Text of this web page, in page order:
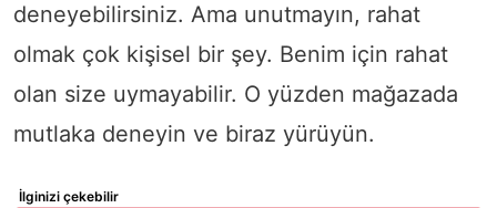
deneyebilirsiniz. Ama unutmayın, rahat
olmak çok kişisel bir şey. Benim için rahat
olan size uymayabilir. O yüzden mağazada
mutlaka deneyin ve biraz yürüyün.
İlginizi çekebilir